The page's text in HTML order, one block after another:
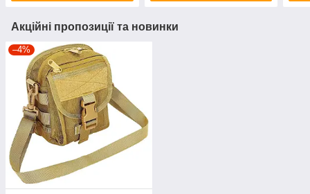
Акційні пропозиції та новинки
–4%